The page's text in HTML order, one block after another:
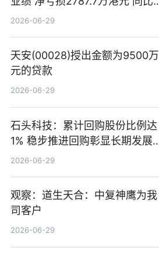
扩大65.15% 焦点速读
2026-06-29
天安(00028)授出金额为9500万
元的贷款
2026-06-29
石头科技：累计回购股份比例达
1% 稳步推进回购彰显长期发展
信心 新动态
2026-06-29
观察：道生天合：中复神鹰为我
司客户
2026-06-29